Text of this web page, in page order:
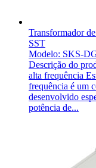
Transformador
SST
Modelo: SKS-
Descrição do
alta frequência
frequência é um
desenvolvido
potência de...